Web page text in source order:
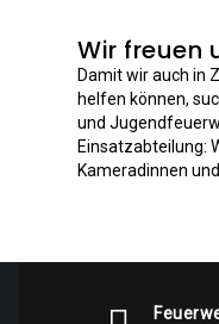
Wir freuen
Damit wir auch in
helfen können,
und
Einsatzabteilung:
Kameradinnen